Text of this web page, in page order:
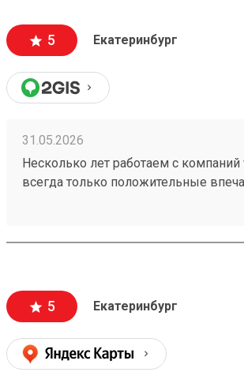
5 Екатеринбург
31.05.2026
Несколько лет работаем с компаний
всегда только положительные
можно посмотреть всю
сохранности , и сотрудники
, выгрузке 🙌🏻 Заказ 260502771
5 Екатеринбург